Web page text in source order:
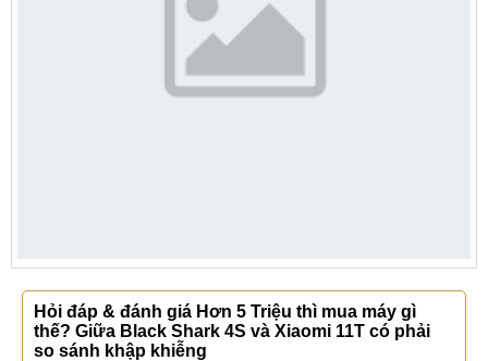
Hỏi đáp & đánh giá Hơn 5 Triệu thì mua máy gì
thế? Giữa Black Shark 4S và Xiaomi 11T có phải
so sánh khập khiễng